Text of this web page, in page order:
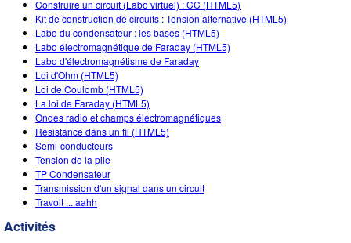
Simulations traduites
Customizable Sims
Professional Learning with PhET
Teaching with PhET
Data Fluency
DEIB in STEM Ed
SceneryStack OSE
Impact Report
S'IDENTIFIER / S'INSCRIRE
Construire un circuit (Labo virtuel) : CC (HTML5)
Kit de construction de circuits : Tension alternative (HTML5)
Labo du condensateur : les bases (HTML5)
Labo électromagnétique de Faraday (HTML5)
Labo d'électromagnétisme de Faraday
Loi d'Ohm (HTML5)
Loi de Coulomb (HTML5)
La loi de Faraday (HTML5)
Ondes radio et champs électromagnétiques
Résistance dans un fil (HTML5)
Semi-conducteurs
Tension de la pile
TP Condensateur
Transmission d'un signal dans un circuit
Travolt ... aahh
Activités